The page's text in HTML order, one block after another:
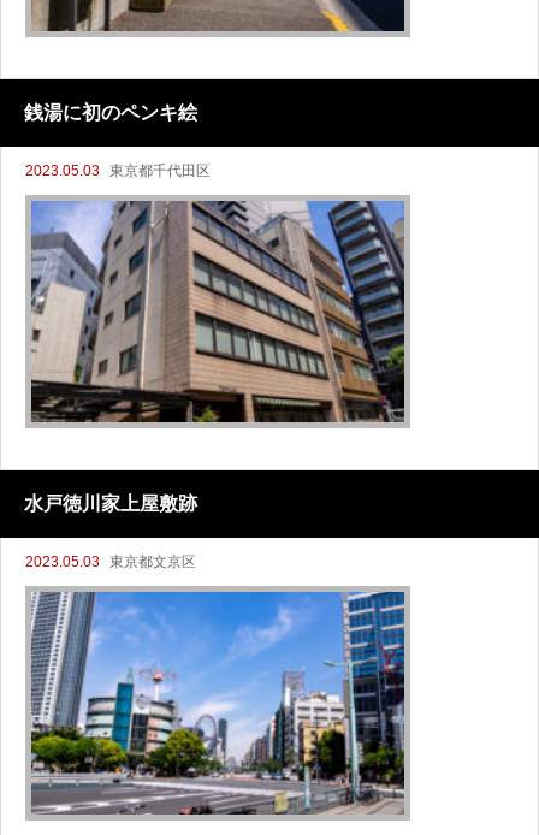
銭湯に初のペンキ絵
2023.05.03 東京都千代田区
水戸徳川家上屋敷跡
2023.05.03 東京都文京区